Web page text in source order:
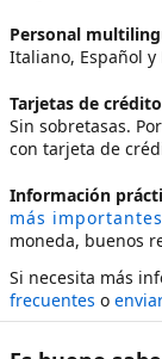
Personal
Italiano, Español y
Tarjetas de
Sin sobretasas.
con tarjeta de
Información
más
moneda, buenos
Si necesita más
frecuentes o